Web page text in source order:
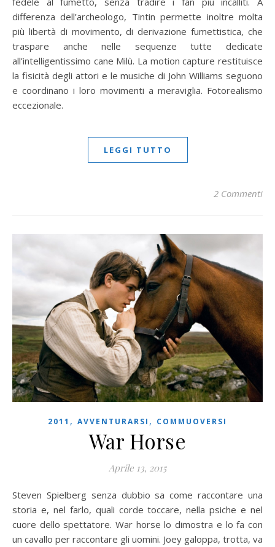
differenza dell’archeologo, Tintin permette inoltre molta
più libertà di movimento, di derivazione fumettistica, che
traspare anche nelle sequenze tutte dedicate
all’intelligentissimo cane Milù. La motion capture restituisce
la fisicità degli attori e le musiche di John Williams seguono
e coordinano i loro movimenti a meraviglia. Fotorealismo
eccezionale.
LEGGI TUTTO
2 Commenti
2011 , AVVENTURARSI , COMMUOVERSI
War Horse
Aprile 13, 2015
Steven Spielberg senza dubbio sa come raccontare una
storia e, nel farlo, quali corde toccare, nella psiche e nel
cuore dello spettatore. War horse lo dimostra e lo fa con
un cavallo per raccontare gli uomini. Joey galoppa, trotta, va